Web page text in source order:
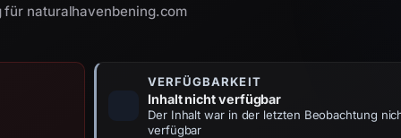
naturalhavenbening.com
VERFÜGBARKEIT
Inhalt nicht verfügbar
Der Inhalt war in der letzten Beobachtung
verfügbar